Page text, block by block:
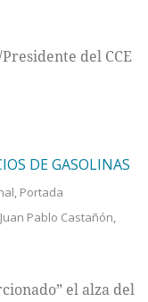
del CCE
DE GASOLINAS
, Portada
Juan Pablo Castañón,
el alza del